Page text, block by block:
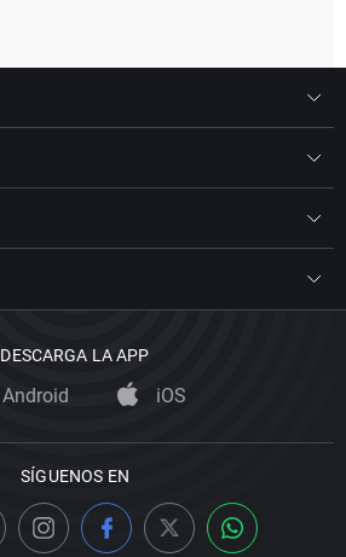
DESCARGA LA APP
Android iOS
SÍGUENOS EN